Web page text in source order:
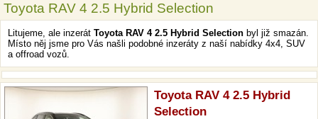
Toyota RAV 4 2.5 Hybrid Selection
Litujeme, ale inzerát Toyota RAV 4 2.5 Hybrid Selection byl již smazán.
Místo něj jsme pro Vás našli podobné inzeráty z naší nabídky 4x4, SUV
a offroad vozů.
Toyota RAV 4 2.5 Hybrid
Selection